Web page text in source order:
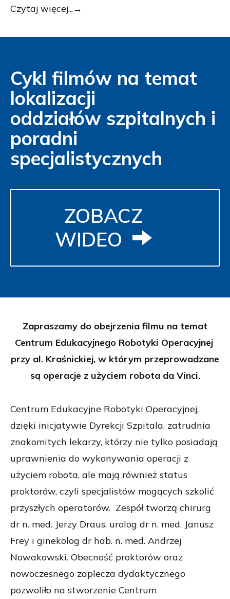
Czytaj więcej...
Cykl filmów na temat
lokalizacji
oddziałów szpitalnych i
poradni
specjalistycznych
ZOBACZ
WIDEO
Zapraszamy do obejrzenia filmu na temat
Centrum Edukacyjnego Robotyki Operacyjnej
przy al. Kraśnickiej, w którym przeprowadzane
są operacje z użyciem robota da Vinci.
Centrum Edukacyjne Robotyki Operacyjnej,
dzięki inicjatywie Dyrekcji Szpitala, zatrudnia
znakomitych lekarzy, którzy nie tylko posiadają
uprawnienia do wykonywania operacji z
użyciem robota, ale mają również status
proktorów, czyli specjalistów mogących szkolić
przyszłych operatorów. Zespół tworzą chirurg
dr n. med. Jerzy Draus, urolog dr n. med. Janusz
Frey i ginekolog dr hab. n. med. Andrzej
Nowakowski. Obecność proktorów oraz
nowoczesnego zaplecza dydaktycznego
pozwoliło na stworzenie Centrum